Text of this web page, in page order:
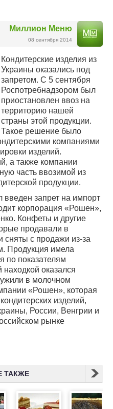
Миллион Меню
08 сентября 2014
Кондитерские изделия из
Украины оказались под
запретом. С 5 сентября
Роспотребнадзором был
приостановлен ввоз на
территорию нашей
страны этой продукции.
Такое решение было
компаниями
изделий.
а также компании
часть ввозимой из
продукции.
запрет на импорт
корпорация «Рошен»,
Конфеты и другие
продавали в
сняты с продажи из-за
Продукция имела
по показателям
оказался
в молочном
«Рошен», которая
изделий,
России, Венгрии и
рынке
ТАКЖЕ